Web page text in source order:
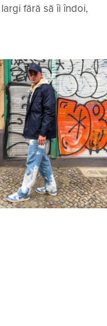
fără să îi îndoi,